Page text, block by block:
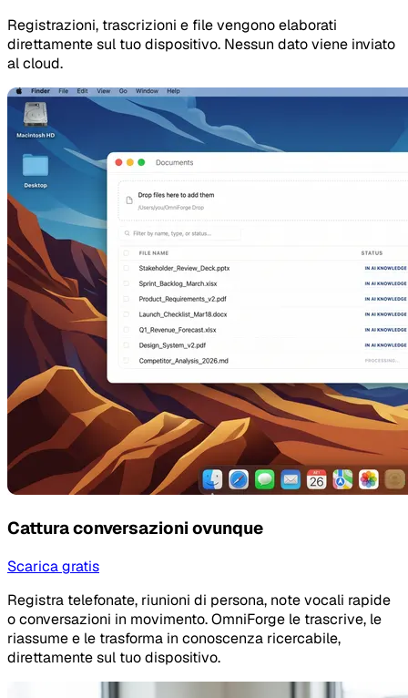
Registrazioni, trascrizioni e file vengono elaborati
direttamente sul tuo dispositivo. Nessun dato viene inviato
al cloud.
Cattura conversazioni ovunque
Scarica gratis
Registra telefonate, riunioni di persona, note vocali rapide
o conversazioni in movimento. OmniForge le trascrive, le
riassume e le trasforma in conoscenza ricercabile,
direttamente sul tuo dispositivo.